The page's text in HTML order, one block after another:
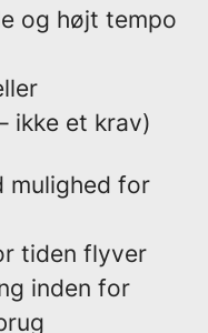
og højt tempo
ikke et krav)
mulighed for
tiden flyver
inden for